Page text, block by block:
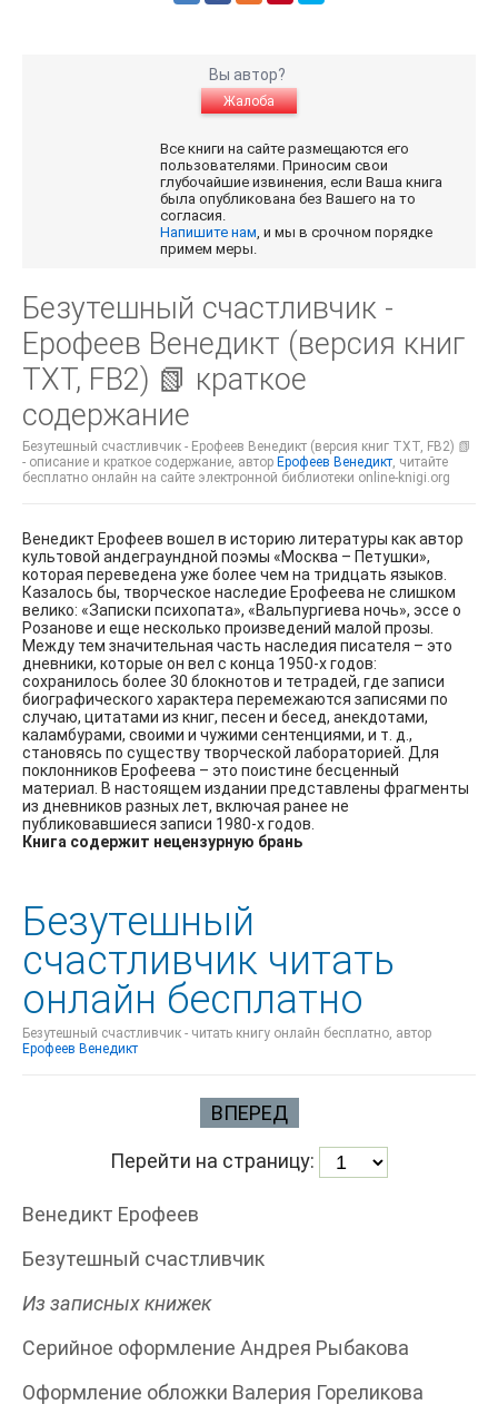
Вы автор?
Жалоба
Все книги на сайте размещаются его
пользователями. Приносим свои
глубочайшие извинения, если Ваша книга
была опубликована без Вашего на то
согласия.
Напишите нам, и мы в срочном порядке
примем меры.
Безутешный счастливчик -
Ерофеев Венедикт (версия книг
TXT, FB2) 📗 краткое
содержание
Безутешный счастливчик - Ерофеев Венедикт (версия книг TXT, FB2) 📗
- описание и краткое содержание, автор Ерофеев Венедикт, читайте
бесплатно онлайн на сайте электронной библиотеки online-knigi.org
Венедикт Ерофеев вошел в историю литературы как автор
культовой андеграундной поэмы «Москва – Петушки»,
которая переведена уже более чем на тридцать языков.
Казалось бы, творческое наследие Ерофеева не слишком
велико: «Записки психопата», «Вальпургиева ночь», эссе о
Розанове и еще несколько произведений малой прозы.
Между тем значительная часть наследия писателя – это
дневники, которые он вел с конца 1950-х годов:
сохранилось более 30 блокнотов и тетрадей, где записи
биографического характера перемежаются записями по
случаю, цитатами из книг, песен и бесед, анекдотами,
каламбурами, своими и чужими сентенциями, и т. д.,
становясь по существу творческой лабораторией. Для
поклонников Ерофеева – это поистине бесценный
материал. В настоящем издании представлены фрагменты
из дневников разных лет, включая ранее не
публиковавшиеся записи 1980-х годов.
Книга содержит нецензурную брань
Безутешный
счастливчик читать
онлайн бесплатно
Безутешный счастливчик - читать книгу онлайн бесплатно, автор
Ерофеев Венедикт
ВПЕРЕД
Перейти на страницу:
Венедикт Ерофеев
Безутешный счастливчик
Из записных книжек
Серийное оформление Андрея Рыбакова
Оформление обложки Валерия Гореликова